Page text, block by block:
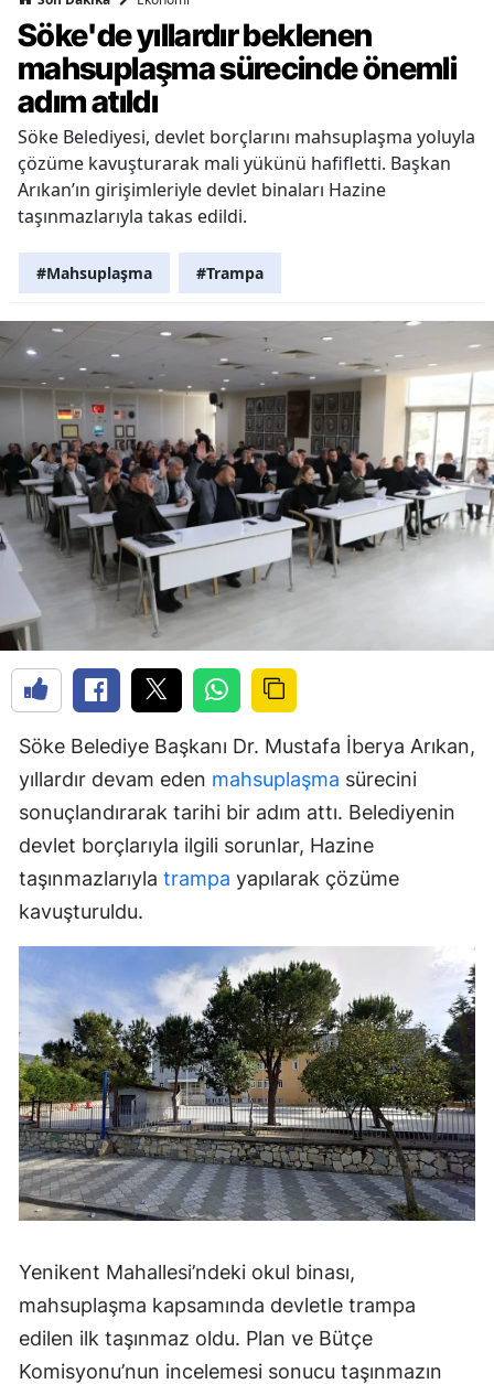
Söke'de yıllardır beklenen
mahsuplaşma sürecinde önemli
adım atıldı
Söke Belediyesi, devlet borçlarını mahsuplaşma yoluyla
çözüme kavuşturarak mali yükünü hafifletti. Başkan
Arıkan’ın girişimleriyle devlet binaları Hazine
taşınmazlarıyla takas edildi.
#Mahsuplaşma #Trampa
Söke Belediye Başkanı Dr. Mustafa İberya Arıkan,
yıllardır devam eden mahsuplaşma sürecini
sonuçlandırarak tarihi bir adım attı. Belediyenin
devlet borçlarıyla ilgili sorunlar, Hazine
taşınmazlarıyla trampa yapılarak çözüme
kavuşturuldu.
Yenikent Mahallesi’ndeki okul binası,
mahsuplaşma kapsamında devletle trampa
edilen ilk taşınmaz oldu. Plan ve Bütçe
Komisyonu’nun incelemesi sonucu taşınmazın